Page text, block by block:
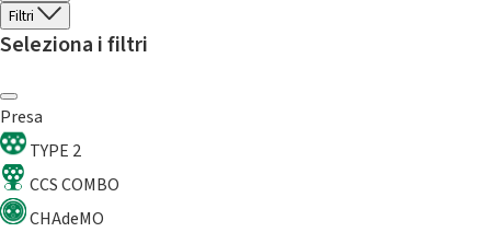
Filtri
Seleziona i filtri
Presa
TYPE 2
CCS COMBO
CHAdeMO